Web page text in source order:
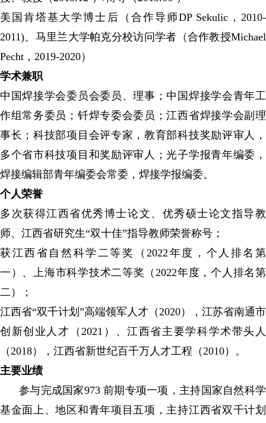
美国肯塔基大学博士后（合作导师DP Sekulic，2010-
2011)、马里兰大学帕克分校访问学者（合作教授Michael
Pecht，2019-2020）
学术兼职
中国焊接学会委员会委员、理事；中国焊接学会青年工
作组常务委员；钎焊专委会委员；江西省焊接学会副理
事长；科技部项目会评专家，教育部科技奖励评审人，
多个省市科技项目和奖励评审人；光子学报青年编委，
焊接编辑部青年编委会常委，焊接学报编委。
个人荣誉
多次获得江西省优秀博士论文、优秀硕士论文指导教
师、江西省研究生“双十佳”指导教师荣誉称号；
获江西省自然科学二等奖（2022年度，个人排名第
一）、上海市科学技术二等奖（2022年度，个人排名第
二）；
江西省“双千计划”高端领军人才（2020），江苏省南通市
创新创业人才（2021）、江西省主要学科学术带头人
（2018），江西省新世纪百千万人才工程（2010）。
主要业绩
参与完成国家973 前期专项一项，主持国家自然科学
基金面上、地区和青年项目五项，主持江西省双千计划